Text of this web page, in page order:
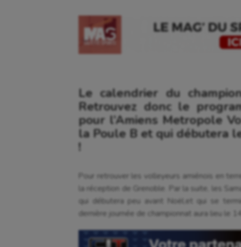
Le calendrier du
Retrouvez donc le
pour l’Amiens Metropole
la Poule B et qui débutera
!
Pour retrouver les volleyeurs amiénois en
la réception de Grenoble. Par la suite, les
qui débutera peu avant Noël,et qui se
dernière journée de championnat aura lieu le